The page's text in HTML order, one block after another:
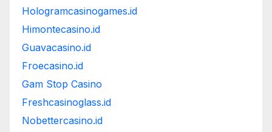
Hologramcasinogames.id
Himontecasino.id
Guavacasino.id
Froecasino.id
Gam Stop Casino
Freshcasinoglass.id
Nobettercasino.id